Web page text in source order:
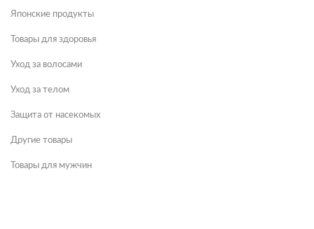
Японские продукты
Товары для здоровья
Уход за волосами
Уход за телом
Защита от насекомых
Другие товары
Товары для мужчин